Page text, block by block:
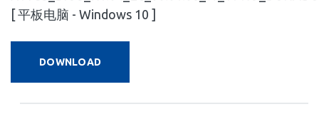
[ 平板电脑 - Windows 10 ]
DOWNLOAD